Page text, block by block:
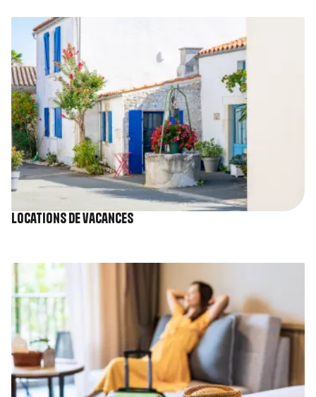
Image
Locations de vacances
Image